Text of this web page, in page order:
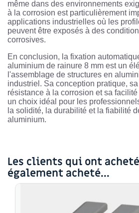
même dans des environnements
à la corrosion est particulièrement
applications industrielles où les
peuvent être exposés à des
corrosives.
En conclusion, la fixation
aluminium de rainure 8 mm est un
l'assemblage de structures en
industriel. Sa conception pratique,
résistance à la corrosion et sa
un choix idéal pour les
la solidité, la durabilité et la fiabilité
aluminium.
Les clients qui ont
également acheté...